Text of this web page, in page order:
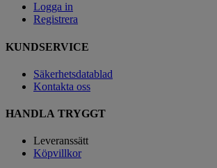
Logga in
Registrera
KUNDSERVICE
Säkerhetsdatablad
Kontakta oss
HANDLA TRYGGT
Leveranssätt
Köpvillkor